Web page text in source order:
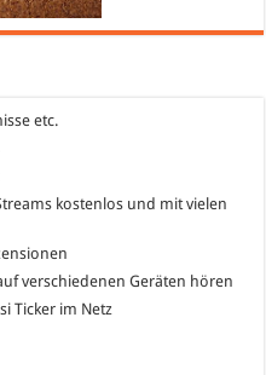
etc.
kostenlos und mit vielen
verschiedenen Geräten hören
Ticker im Netz